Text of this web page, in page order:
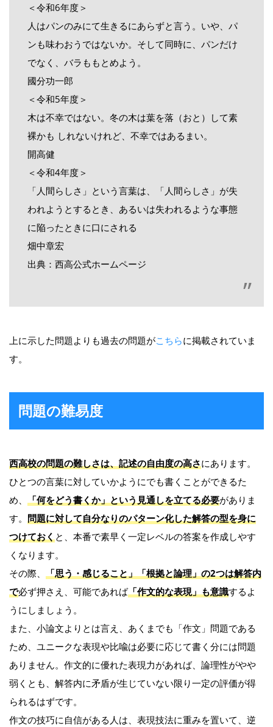
＜令和6年度＞
人はパンのみにて生きるにあらずと言う。いや、パ
ンも味わおうではないか。そして同時に、パンだけ
でなく、バラももとめよう。
國分功一郎
＜令和5年度＞
木は不幸ではない。冬の木は葉を落（おと）して素
裸かも しれないけれど、不幸ではあるまい。
開高健
＜令和4年度＞
「人間らしさ」という言葉は、「人間らしさ」が失
われようとするとき、あるいは失われるような事態
に陥ったときに口にされる
畑中章宏
出典：西高公式ホームページ
上に示した問題よりも過去の問題がこちらに掲載されていま
す。
問題の難易度
西高校の問題の難しさは、記述の自由度の高さにあります。
ひとつの言葉に対していかようにでも書くことができるた
め、 「何をどう書くか」という見通しを立てる必要がありま
す。 問題に対して自分なりのパターン化した解答の型を身に
つけておくと、本番で素早く一定レベルの答案を作成しやす
くなります。
その際、 「思う・感じること」「根拠と論理」の2つは解答内
で必ず押さえ、可能であれば「作文的な表現」も意識するよ
うにしましょう。
また、小論文よりとは言え、あくまでも「作文」問題である
ため、ユニークな表現や比喩は必要に応じて書く分には問題
ありません。作文的に優れた表現力があれば、論理性がやや
弱くとも、解答内に矛盾が生じていない限り一定の評価が得
られるはずです。
作文の技巧に自信がある人は、表現技法に重みを置いて、逆